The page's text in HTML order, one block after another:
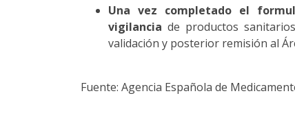
Una vez completado el
vigilancia de productos
validación y posterior remisión al
Fuente: Agencia Española de